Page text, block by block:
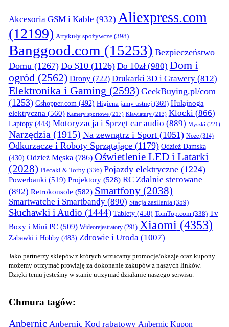
Akcesoria GSM i Kable (932) Aliexpress.com
(12199) Artykuły spożywcze(398)
Banggood.com (15253) Bezpieczeństwo
Domu(1267) Do $10(1126) Do 10zł(980) Dom i
ogród(2562) Drony(722) Drukarki 3D i Grawery(812)
Elektronika i Gaming (2593) GeekBuying.pl/com
(1253) Gshopper.com(492) Higiena jamy ustnej (369) Hulajnoga
elektryczna(560) Kamery sportowe(217) Klawiatury(213) Klocki(866)
Laptopy(443) Motoryzacja i Sprzęt car audio (889) Myszki(221)
Narzędzia(1915) Na zewnątrz i Sport(1051) Noże(314)
Odkurzacze i Roboty Sprzątające(1179) Odzież Damska
(430) Odzież Męska(786) Oświetlenie LED i Latarki
(2028) Plecaki & Torby(336) Pojazdy elektryczne(1224)
Powerbanki(519) Projektory(528) RC Zdalnie sterowane
(892) Retrokonsole (582) Smartfony(2038)
Smartwatche i Smartbandy(890) Stacja zasilania(359)
Słuchawki i Audio (1444) Tablety(450) TomTop.com(338) Tv
Boxy i Mini PC(509) Wideorejestratory(291) Xiaomi(4353)
Zabawki i Hobby(483) Zdrowie i Uroda(1007)
Jako partnerzy sklepów z których wrzucamy promocje/okazje oraz kupony
możemy otrzymać prowizję za dokonanie zakupów z naszych linków.
Dzięki temu jesteśmy w stanie utrzymać działanie naszego serwisu.
Chmura tagów:
Anbernic Anbernic Kod rabatowy Anbernic Kupon